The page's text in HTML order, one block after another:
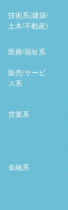
技術系(建築/
土木/不動産)
医療/福祉系
販売/サービ
ス系
営業系
金融系